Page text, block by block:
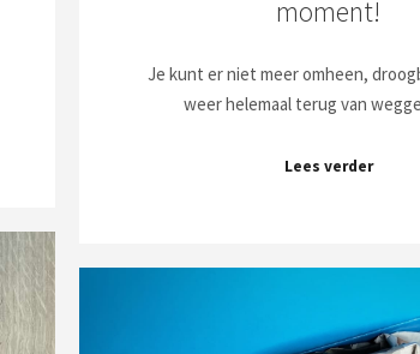
moment!
Je kunt er niet meer omheen,
weer helemaal terug van
Lees verder